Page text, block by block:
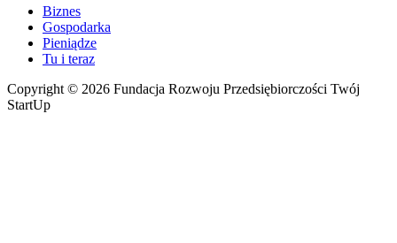
Biznes
Gospodarka
Pieniądze
Tu i teraz
Copyright © 2026 Fundacja Rozwoju Przedsiębiorczości Twój
StartUp